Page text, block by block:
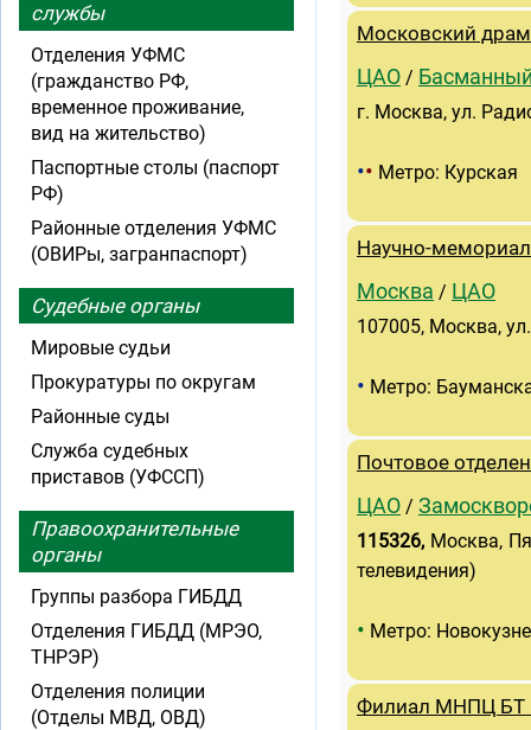
Московский
ЦАО /
г. Москва, ул.
•• Метро: Курская
Научно-
Москва / ЦАО
107005, Москва,
• Метро:
Почтовое
ЦАО /
115326, Москва,
телевидения)
• Метро:
Филиал МНПЦ БТ
службы
Отделения УФМС
(гражданство РФ,
временное проживание,
вид на жительство)
Паспортные столы (паспорт
РФ)
Районные отделения УФМС
(ОВИРы, загранпаспорт)
Судебные органы
Мировые судьи
Прокуратуры по округам
Районные суды
Служба судебных
приставов (УФССП)
Правоохранительные
органы
Группы разбора ГИБДД
Отделения ГИБДД (МРЭО,
ТНРЭР)
Отделения полиции
(Отделы МВД, ОВД)